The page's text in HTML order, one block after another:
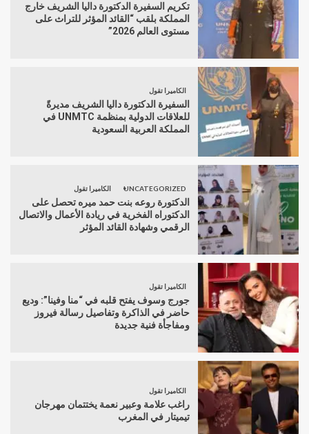
تكريم السفيرة الدكتورة داليا الشريف خارج
المملكة بلقب “القائد المؤثر للتراث على
مستوى العالم 2026”
الكاميرا تقول
السفيرة الدكتورة داليا الشريف مديرةً
للعلاقات الدولية بمنظمة UNMTC في
المملكة العربية السعودية
UNCATEGORIZED الكاميرا تقول
الدكتورة روعه بنت حمد ميره تحصل على
الدكتوراه الفخرية في ريادة الأعمال والاتصال
الرقمي وشهادة القائد المؤثر
الكاميرا تقول
جورج وسوف يفتح قلبه في “منا وفينا”: وديع
حاضر في الذاكرة وتفاصيل رسالة فيروز
ومفاجأة فنية جديدة
الكاميرا تقول
راغب علامة وعبير نعمة يختتمان مهرجان
تيميتار في المغرب